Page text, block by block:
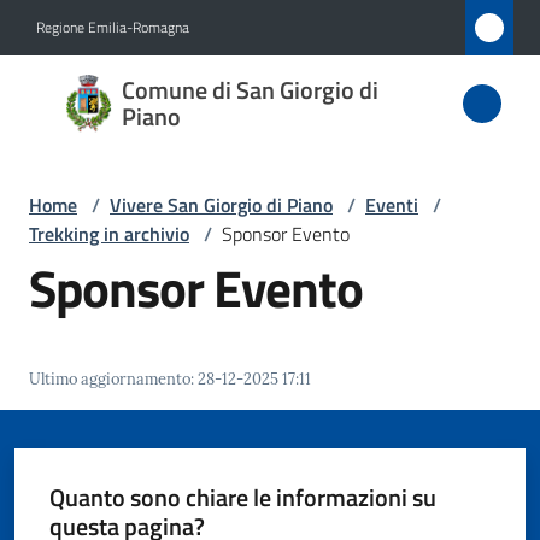
Regione Emilia-Romagna
Comune di San Giorgio di
Piano
Comune
di San
di Piano
Amministrazione
Vivere
San
Home / Vivere San Giorgio di Piano / Eventi /
Trekking in archivio / Sponsor Evento
Sponsor Evento
Ultimo aggiornamento:28-12-2025 17:11
Quanto sono chiare le informazioni su
questa pagina?